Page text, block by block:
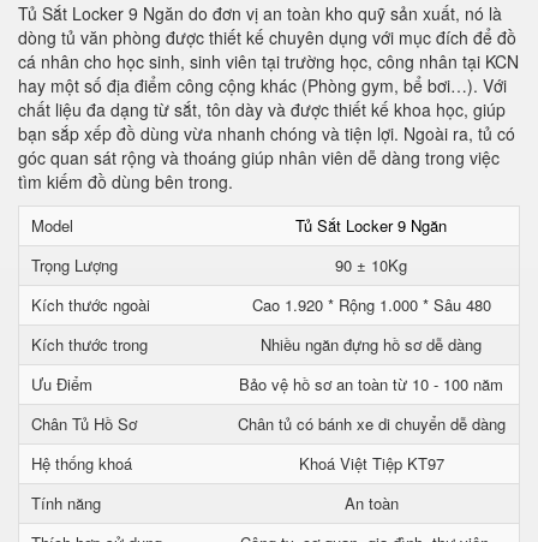
Tủ Sắt Locker 9 Ngăn do đơn vị an toàn kho quỹ sản xuất, nó là
dòng tủ văn phòng được thiết kế chuyên dụng với mục đích để đồ
cá nhân cho học sinh, sinh viên tại trường học, công nhân tại KCN
hay một số địa điểm công cộng khác (Phòng gym, bể bơi…). Với
chất liệu đa dạng từ sắt, tôn dày và được thiết kế khoa học, giúp
bạn sắp xếp đồ dùng vừa nhanh chóng và tiện lợi. Ngoài ra, tủ có
góc quan sát rộng và thoáng giúp nhân viên dễ dàng trong việc
tìm kiếm đồ dùng bên trong.
Model
Tủ Sắt Locker 9 Ngăn
Trọng Lượng
90 ± 10Kg
Kích thước ngoài
Cao 1.920 * Rộng 1.000 * Sâu 480
Kích thước trong
Nhiều ngăn đựng hồ sơ dễ dàng
Ưu Điểm
Bảo vệ hồ sơ an toàn từ 10 - 100 năm
Chân Tủ Hồ Sơ
Chân tủ có bánh xe di chuyển dễ dàng
Hệ thống khoá
Khoá Việt Tiệp KT97
Tính năng
An toàn